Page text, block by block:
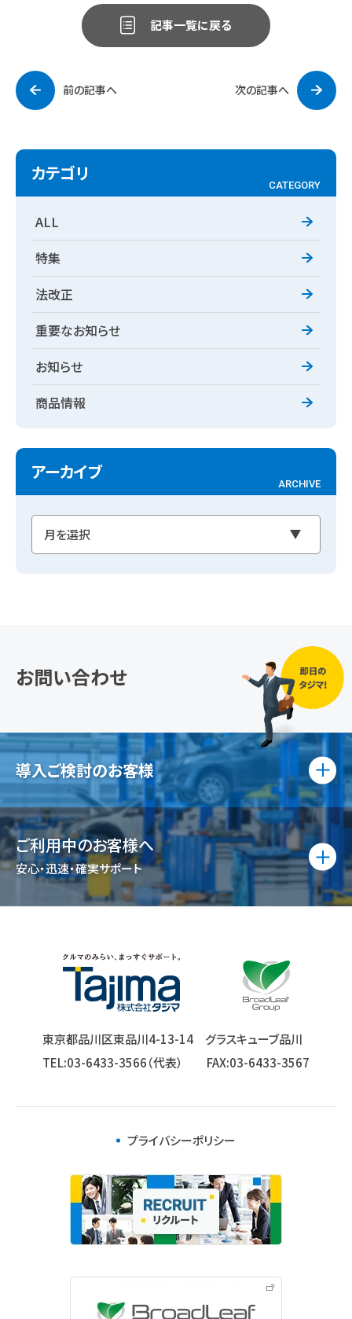
e
b
te
r
記事一覧に戻る
前の記事へ 次の記事へ
カテゴリ
CATEGORY
ALL
特集
法改正
重要なお知らせ
お知らせ
商品情報
アーカイブ
ARCHIVE
お問い合わせ
導入ご検討のお客様
ご質問等お気軽にお問い合わせください
Tel:03-6433-3566
受付：9:00〜17:30
導入ご検討用お問い合わせ
ご利用中のお客様へ
安心・迅速・確実サポート
迅速サポートいたします！
一新多助シリーズ：
0120-66-0911
クラウドシリーズ：
0120-01-0911
受付： 9:00〜17:30
※お問合せには保守契約が必要です。
サプライ品発注
商品サポート
よくある質問
東京都品川区東品川4-13-14 グラスキューブ品川
TEL:03-6433-3566（代表） FAX:03-6433-3567
プライバシーポリシー